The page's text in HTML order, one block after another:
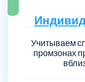
Учитываем
промзонах